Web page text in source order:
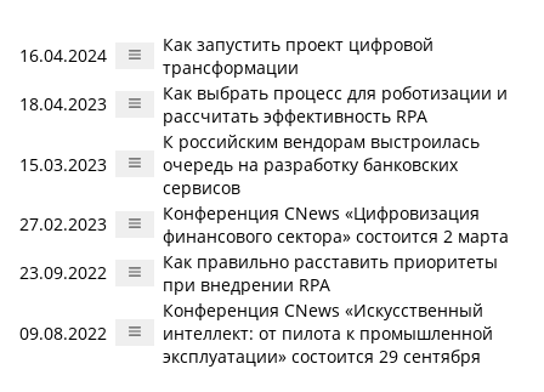
16.04.2024
Как запустить проект цифровой
трансформации
18.04.2023
Как выбрать процесс для роботизации и
рассчитать эффективность RPA
15.03.2023
К российским вендорам выстроилась
очередь на разработку банковских
сервисов
27.02.2023
Конференция CNews «Цифровизация
финансового сектора» состоится 2 марта
23.09.2022
Как правильно расставить приоритеты
при внедрении RPA
09.08.2022
Конференция CNews «Искусственный
интеллект: от пилота к промышленной
эксплуатации» состоится 29 сентября